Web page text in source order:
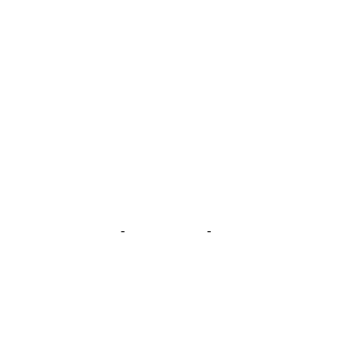
- -